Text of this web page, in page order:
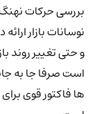
بررسی حرکات
نوسانات بازار
و حتی تغییر روند
است صرفا جا به
ها فاکتور قوی